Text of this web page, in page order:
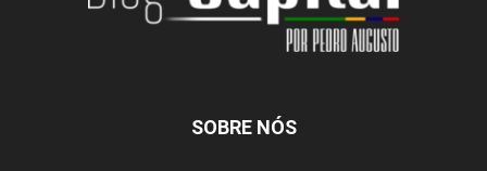
SOBRE NÓS